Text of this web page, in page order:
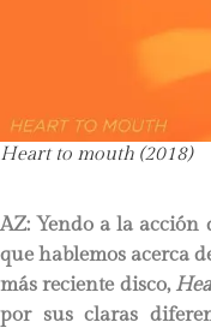
Heart to mouth (2018)
AZ: Yendo a la acción
que hablemos acerca
más reciente disco,
por sus claras